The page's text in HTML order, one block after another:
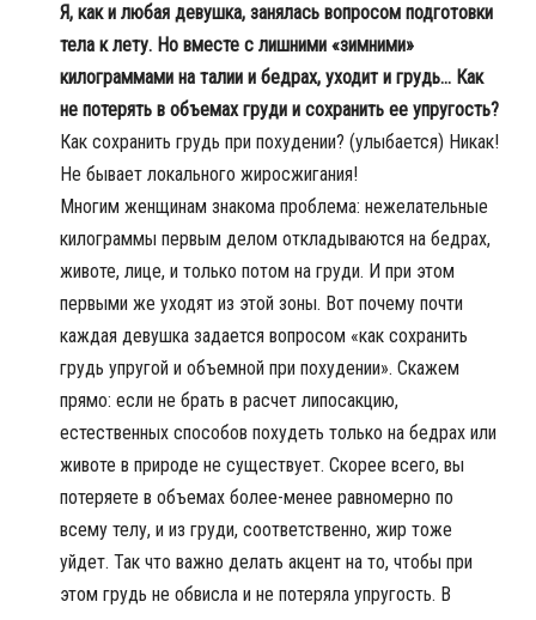
Я, как и любая девушка, занялась вопросом подготовки
тела к лету. Но вместе с лишними «зимними»
килограммами на талии и бедрах, уходит и грудь… Как
не потерять в объемах груди и сохранить ее упругость?
Как сохранить грудь при похудении? (улыбается) Никак!
Не бывает локального жиросжигания!
Многим женщинам знакома проблема: нежелательные
килограммы первым делом откладываются на бедрах,
животе, лице, и только потом на груди. И при этом
первыми же уходят из этой зоны. Вот почему почти
каждая девушка задается вопросом «как сохранить
грудь упругой и объемной при похудении». Скажем
прямо: если не брать в расчет липосакцию,
естественных способов похудеть только на бедрах или
животе в природе не существует. Скорее всего, вы
потеряете в объемах более-менее равномерно по
всему телу, и из груди, соответственно, жир тоже
уйдет. Так что важно делать акцент на то, чтобы при
этом грудь не обвисла и не потеряла упругость. В